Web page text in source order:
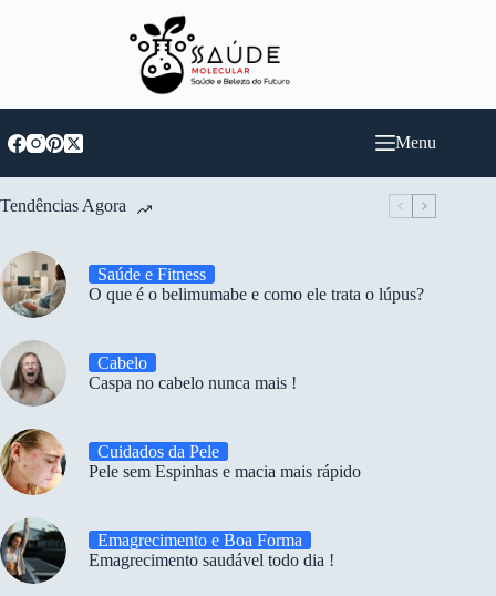
Menu
Tendências Agora
Saúde e Fitness
O que é o belimumabe e como ele trata o lúpus?
Cabelo
Caspa no cabelo nunca mais !
Cuidados da Pele
Pele sem Espinhas e macia mais rápido
Emagrecimento e Boa Forma
Emagrecimento saudável todo dia !